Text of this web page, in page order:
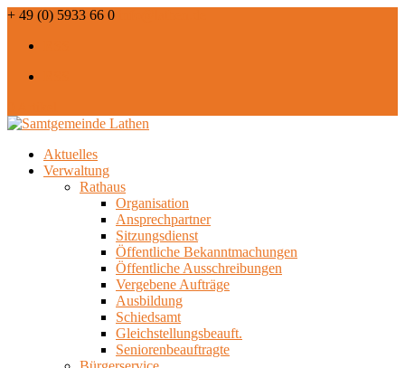
+ 49 (0) 5933 66 0
Aktuelles
Verwaltung
Rathaus
Organisation
Ansprechpartner
Sitzungsdienst
Öffentliche Bekanntmachungen
Öffentliche Ausschreibungen
Vergebene Aufträge
Ausbildung
Schiedsamt
Gleichstellungsbeauft.
Seniorenbeauftragte